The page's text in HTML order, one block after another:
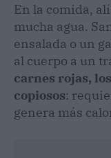
En la comida,
mucha agua.
ensalada o un
al cuerpo a un
carnes rojas,
copiosos:
genera más